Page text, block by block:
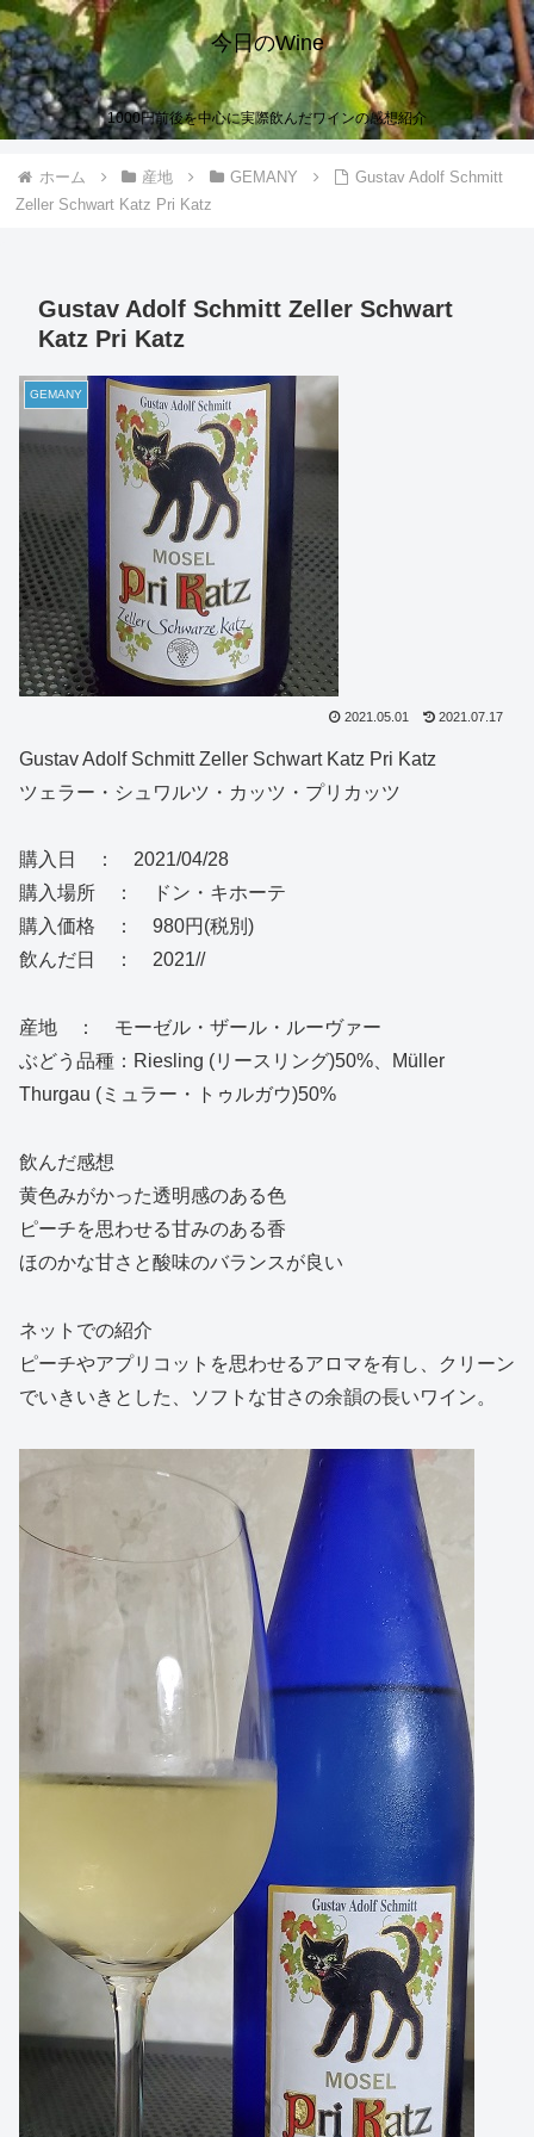
今日のWine
1000円前後を中心に実際飲んだワインの感想紹介
ホーム 産地 GEMANY
Gustav Adolf Schmitt
Zeller Schwart Katz Pri Katz
Gustav Adolf Schmitt Zeller Schwart
Katz Pri Katz
GEMANY
2021.05.01 2021.07.17
Gustav Adolf Schmitt Zeller Schwart Katz Pri Katz
ツェラー・シュワルツ・カッツ・プリカッツ
購入日 ： 2021/04/28
購入場所 ： ドン・キホーテ
購入価格 ： 980円(税別)
飲んだ日 ： 2021//
産地 ： モーゼル・ザール・ルーヴァー
ぶどう品種：Riesling (リースリング)50%、Müller
Thurgau (ミュラー・トゥルガウ)50%
飲んだ感想
黄色みがかった透明感のある色
ピーチを思わせる甘みのある香
ほのかな甘さと酸味のバランスが良い
ネットでの紹介
ピーチやアプリコットを思わせるアロマを有し、クリーン
でいきいきとした、ソフトな甘さの余韻の長いワイン。